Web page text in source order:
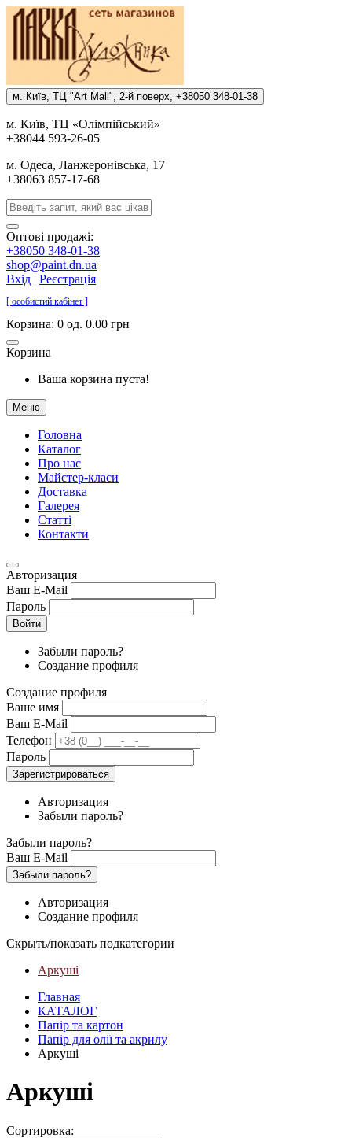
м. Киïв, ТЦ "Art Mall", 2-й поверх, +38050 348-01-38
м. Киïв, ТЦ «Олiмпiйський»
+38044 593-26-05
м. Одеса, Ланжеронiвська, 17
+38063 857-17-68
Оптові продажі:
+38050 348-01-38
shop@paint.dn.ua
Вхід | Реєстрація
[ особистий кабінет ]
Корзина: 0 од. 0.00 грн
Корзина
Ваша корзина пуста!
Меню
Головна
Каталог
Про нас
Майстер-класи
Доставка
Галерея
Статтi
Контакти
Авторизация
Ваш E-Mail
Пароль
Войти
Забыли пароль?
Создание профиля
Создание профиля
Ваше имя
Ваш E-Mail
Телефон
Пароль
Зарегистрироваться
Авторизация
Забыли пароль?
Забыли пароль?
Ваш E-Mail
Забыли пароль?
Авторизация
Создание профиля
Скрыть/показать подкатегории
Аркуші
Главная
КАТАЛОГ
Папір та картон
Папір для олії та акрилу
Аркуші
Аркуші
Сортировка: